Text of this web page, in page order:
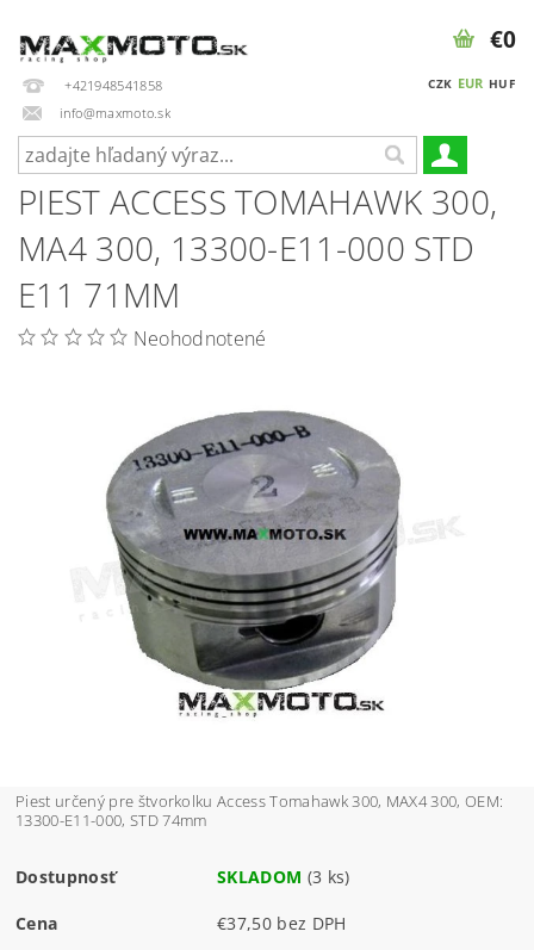
+421948541858
info@maxmoto.sk
CZK EUR HUF
€0
PIEST ACCESS TOMAHAWK 300,
MA4 300, 13300-E11-000 STD
E11 71MM
Neohodnotené
Piest určený pre štvorkolku Access Tomahawk 300, MAX4 300, OEM:
13300-E11-000, STD 74mm
Dostupnosť SKLADOM (3 ks)
Cena €37,50 bez DPH